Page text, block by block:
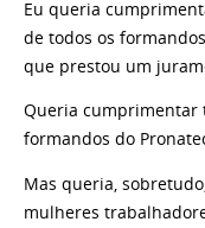
Eu queria
de todos os
que prestou um
Queria cumprimentar
formandos do
Mas queria,
mulheres